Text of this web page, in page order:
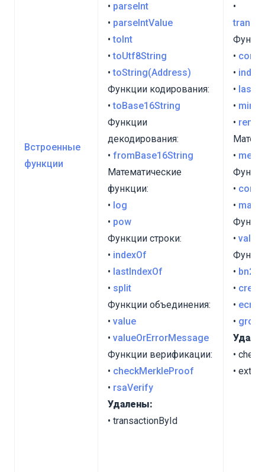
Встроенные
функции
• parseInt
• parseIntValue
•toInt
•toUtf8String
•toString(Address)
Функции кодирования:
•toBase16String
Функции
декодирования:
• fromBase16String
Математические
функции:
• log
• pow
Функции строки:
• indexOf
• lastIndexOf
• split
Функции объединения:
• value
• valueOrErrorMessage
Функции верификации:
• checkMerkleProof
• rsaVerify
Удалены:
• transactionById
•
•
•
•
• min
•
•
•
•
•
•
•
•
•
•
•